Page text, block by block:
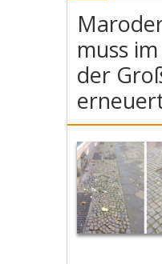
muss
der